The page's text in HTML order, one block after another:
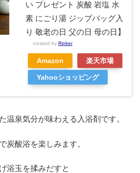
い プレゼント 炭酸 岩塩 水
素 にごり湯 ジップバッグ入
り 敬老の日 父の日 母の日】
created by Rinker
Amazon 楽天市場
Yahooショッピング
温泉気分が味わえる入浴剤です。
炭酸浴を楽しみます。
浴玉を揉みだすと